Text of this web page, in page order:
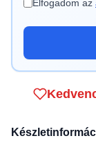
Elfogadom az